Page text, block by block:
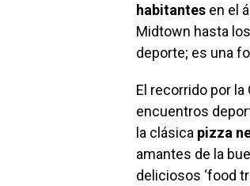
habitantes en el
Midtown hasta
deporte; es una
El recorrido por
encuentros
la clásica pizza
amantes de la
deliciosos ‘food